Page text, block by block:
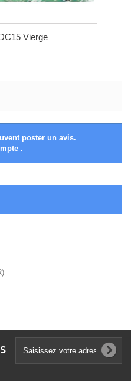
Vierge
poster un avis.
.
)